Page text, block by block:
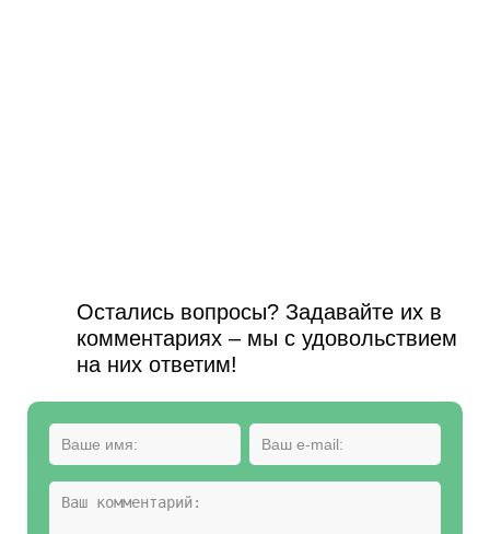
Остались вопросы? Задавайте их в
комментариях – мы с удовольствием
на них ответим!